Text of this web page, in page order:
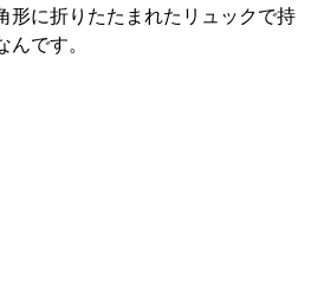
形に折りたたまれたリュックで持
んです。